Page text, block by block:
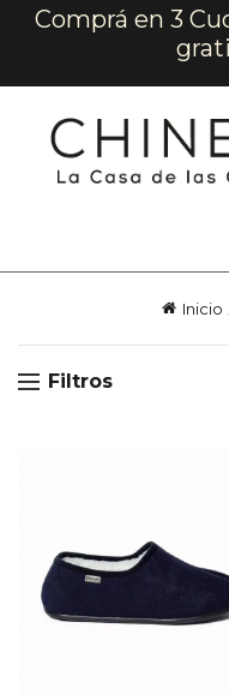
Comprá en 3
Inicio
Filtros